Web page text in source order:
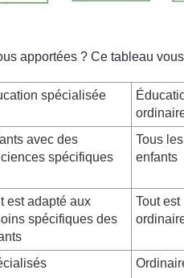
apportées ? Ce tableau
spécialisée
avec des
spécifiques
Tous les
enfants
est adapté aux
spécifiques des
Tout est